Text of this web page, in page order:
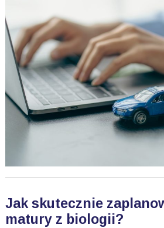
Jak skutecznie
matury z biologii?